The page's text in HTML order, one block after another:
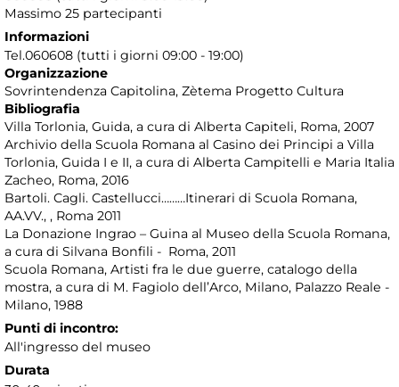
Massimo 25 partecipanti
Informazioni
Tel.060608 (tutti i giorni 09:00 - 19:00)
Organizzazione
Sovrintendenza Capitolina, Zètema Progetto Cultura
Bibliografia
Villa Torlonia, Guida, a cura di Alberta Capiteli, Roma, 2007
Archivio della Scuola Romana al Casino dei Principi a Villa
Torlonia, Guida I e II, a cura di Alberta Campitelli e Maria Italia
Zacheo, Roma, 2016
Bartoli. Cagli. Castellucci………Itinerari di Scuola Romana,
AA.VV., , Roma 2011
La Donazione Ingrao – Guina al Museo della Scuola Romana,
a cura di Silvana Bonfili - Roma, 2011
Scuola Romana, Artisti fra le due guerre, catalogo della
mostra, a cura di M. Fagiolo dell’Arco, Milano, Palazzo Reale -
Milano, 1988
Punti di incontro:
All'ingresso del museo
Durata